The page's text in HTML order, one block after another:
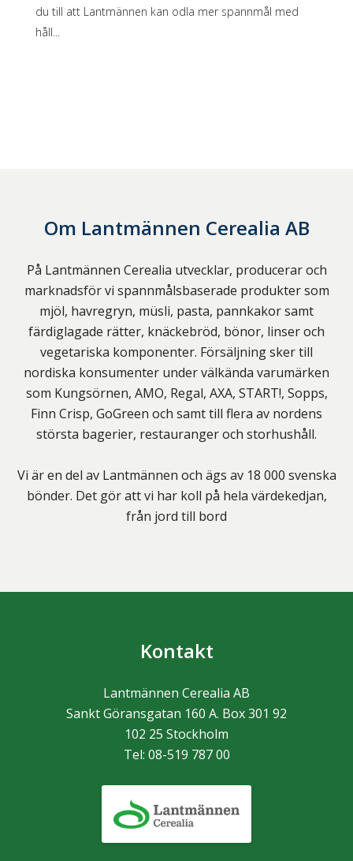
du till att Lantmännen kan odla mer spannmål med
håll...
Om Lantmännen Cerealia AB
På Lantmännen Cerealia utvecklar, producerar och
marknadsför vi spannmålsbaserade produkter som
mjöl, havregryn, müsli, pasta, pannkakor samt
färdiglagade rätter, knäckebröd, bönor, linser och
vegetariska komponenter. Försäljning sker till
nordiska konsumenter under välkända varumärken
som Kungsörnen, AMO, Regal, AXA, START!, Sopps,
Finn Crisp, GoGreen och samt till flera av nordens
största bagerier, restauranger och storhushåll.
Vi är en del av Lantmännen och ägs av 18 000 svenska
bönder. Det gör att vi har koll på hela värdekedjan,
från jord till bord
Kontakt
Lantmännen Cerealia AB
Sankt Göransgatan 160 A. Box 301 92
102 25 Stockholm
Tel: 08-519 787 00